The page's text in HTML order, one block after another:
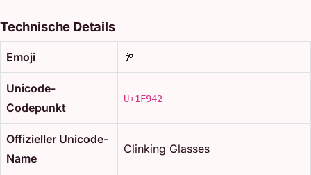
Technische Details
Emoji 🥂
Unicode-
Codepunkt
U+1F942
Offizieller Unicode-
Name
Clinking Glasses